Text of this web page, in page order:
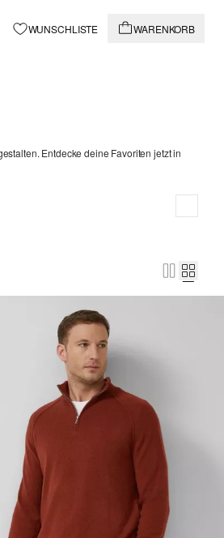
WUNSCHLISTE WARENKORB
Entdecke deine Favoriten jetzt in